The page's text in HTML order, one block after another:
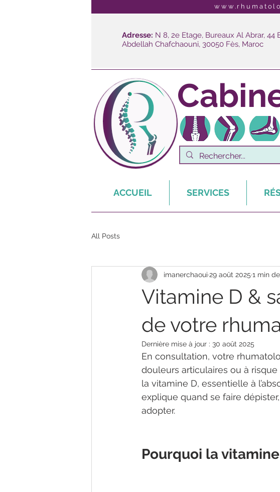
Adresse: N 8, 2e Etage, Bureaux Al Abrar, 44
Abdellah Chafchaouni, 30050 Fès, Maroc
ACCUEIL SERVICES
All Posts
Vitamine D &
de votre
imanerchaoui 29 août 2025 1 min
Dernière mise à jour : 30 août 2025
En consultation, votre
douleurs articulaires ou à
la vitamine D, essentielle à
explique quand se faire
adopter.
Pourquoi la